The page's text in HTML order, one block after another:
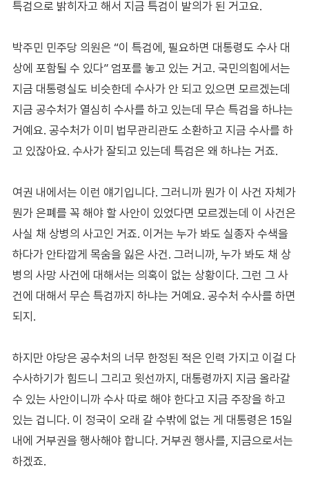
특검으로 밝히자고 해서 지금 특검이 발의가 된 거고요.
박주민 민주당 의원은 “이 특검에, 필요하면 대통령도 수사 대
상에 포함될 수 있다” 엄포를 놓고 있는 거고. 국민의힘에서는
지금 대통령실도 비슷한데 수사가 안 되고 있으면 모르겠는데
지금 공수처가 열심히 수사를 하고 있는데 무슨 특검을 하냐는
거예요. 공수처가 이미 법무관리관도 소환하고 지금 수사를 하
고 있잖아요. 수사가 잘되고 있는데 특검은 왜 하냐는 거죠.
여권 내에서는 이런 얘기입니다. 그러니까 뭔가 이 사건 자체가
뭔가 은폐를 꼭 해야 할 사안이 있었다면 모르겠는데 이 사건은
사실 채 상병의 사고인 거죠. 이거는 누가 봐도 실종자 수색을
하다가 안타깝게 목숨을 잃은 사건. 그러니까, 누가 봐도 채 상
병의 사망 사건에 대해서는 의혹이 없는 상황이다. 그런 그 사
건에 대해서 무슨 특검까지 하냐는 거예요. 공수처 수사를 하면
되지.
하지만 야당은 공수처의 너무 한정된 적은 인력 가지고 이걸 다
수사하기가 힘드니 그리고 윗선까지, 대통령까지 지금 올라갈
수 있는 사안이니까 수사 따로 해야 한다고 지금 주장을 하고
있는 겁니다. 이 정국이 오래 갈 수밖에 없는 게 대통령은 15일
내에 거부권을 행사해야 합니다. 거부권 행사를, 지금으로서는
하겠죠.